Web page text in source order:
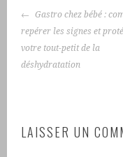
NAVIGATION
DES
ARTICLES
Gastro chez bébé :
repérer les signes et
votre tout-petit de la
déshydratation
LAISSER UN